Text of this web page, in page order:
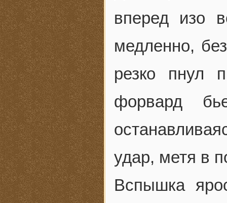
вперед изо
медленно,
резко пнул
форвард
удар, метя в
Вспышка